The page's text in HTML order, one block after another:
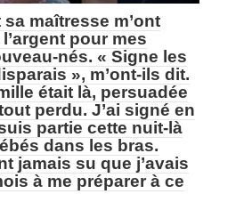
maîtresse m’ont
pour mes
nés. « Signe les
», m’ont-ils dit.
était là, persuadée
perdu. J’ai signé en
partie cette nuit-là
dans les bras.
jamais su que j’avais
à me préparer à ce